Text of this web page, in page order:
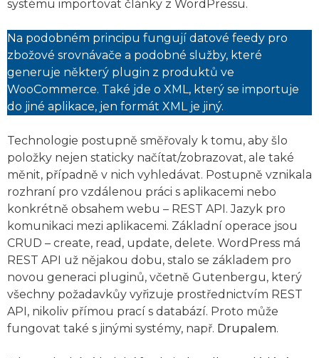
systému importovat články z WordPressu.
Na podobném principu fungují datové feedy pro
zbožové srovnávače a podobné služby, které
generuje některý plugin z produktů ve
WooCommerce. Také jde o XML, který se importuje
do jiné aplikace, jen formát XML je jiný.
Technologie postupně směřovaly k tomu, aby šlo
položky nejen staticky načítat/zobrazovat, ale také
měnit, případně v nich vyhledávat. Postupně vznikala
rozhraní pro vzdálenou práci s aplikacemi nebo
konkrétně obsahem webu – REST API. Jazyk pro
komunikaci mezi aplikacemi. Základní operace jsou
CRUD – create, read, update, delete. WordPress má
REST API už nějakou dobu, stalo se základem pro
novou generaci pluginů, včetně Gutenbergu, který
všechny požadavkůy vyřizuje prostřednictvím REST
API, nikoliv přímou prací s databází. Proto může
fungovat také s jinými systémy, např. Drupalem.